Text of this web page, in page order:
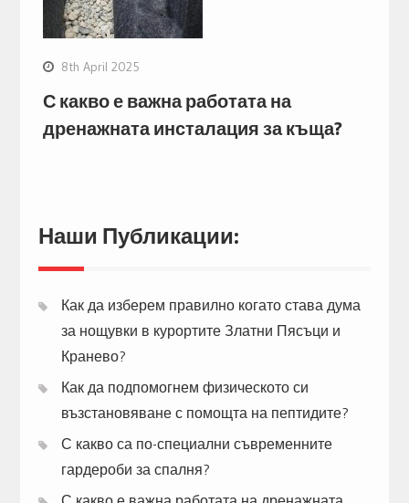
8th April 2025
С какво е важна работата на
дренажната инсталация за къща?
Наши Публикации:
Как да изберем правилно когато става дума
за нощувки в курортите Златни Пясъци и
Кранево?
Как да подпомогнем физическото си
възстановяване с помощта на пептидите?
С какво са по-специални съвременните
гардероби за спалня?